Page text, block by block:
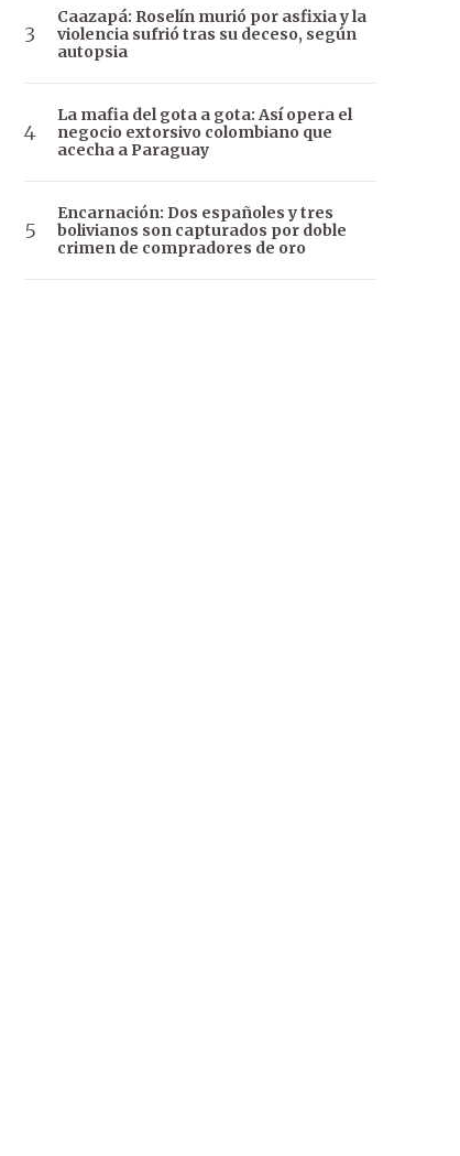
Caazapá: Roselín murió por asfixia y la
violencia sufrió tras su deceso, según
autopsia
La mafia del gota a gota: Así opera el
negocio extorsivo colombiano que
acecha a Paraguay
Encarnación: Dos españoles y tres
bolivianos son capturados por doble
crimen de compradores de oro